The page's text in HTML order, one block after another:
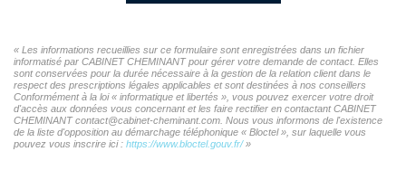
« Les informations recueillies sur ce formulaire sont enregistrées dans un fichier
informatisé par CABINET CHEMINANT pour gérer votre demande de contact. Elles
sont conservées pour la durée nécessaire à la gestion de la relation client dans le
respect des prescriptions légales applicables et sont destinées à nos conseillers
Conformément à la loi « informatique et libertés », vous pouvez exercer votre droit
d'accès aux données vous concernant et les faire rectifier en contactant CABINET
CHEMINANT contact@cabinet-cheminant.com. Nous vous informons de l'existence
de la liste d'opposition au démarchage téléphonique « Bloctel », sur laquelle vous
pouvez vous inscrire ici : https://www.bloctel.gouv.fr/»